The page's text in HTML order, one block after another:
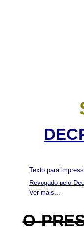
Ver mais...
Texto para
Revogado pelo
O